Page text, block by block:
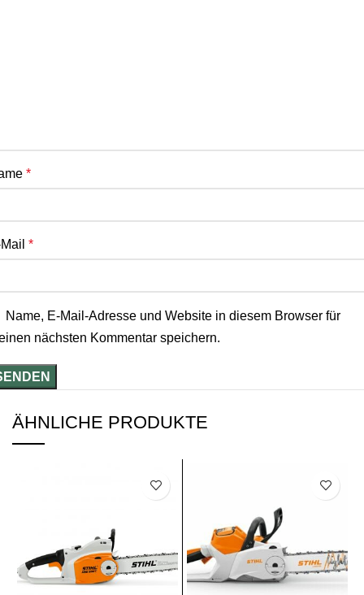
*
*
Name, E-Mail-Adresse und Website in diesem Browser für
nächsten Kommentar speichern.
ÄHNLICHE PRODUKTE